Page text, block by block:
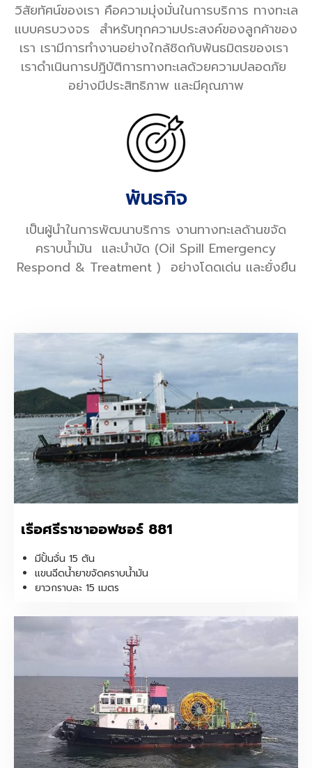
วิสัยทัศน์ของเรา คือความมุ่งมั่นในการบริการ ทางทะเล
แบบครบวงจร สำหรับทุกความประสงค์ของลูกค้าของ
เรา เรามีการทำงานอย่างใกล้ชิดกับพันธมิตรของเรา
เราดำเนินการปฎิบัติการทางทะเลด้วยความปลอดภัย
อย่างมีประสิทธิภาพ และมีคุณภาพ
พันธกิจ
เป็นผู้นำในการพัฒนาบริการ งานทางทะเลด้านขจัด
คราบน้ำมัน และบำบัด (Oil Spill Emergency
Respond & Treatment ) อย่างโดดเด่น และยั่งยืน
เรือศรีราชาออฟชอร์ 881
มีปั้นจั่น 15 ตัน
แขนฉีดน้ำยาขจัดคราบน้ำมัน
ยาวกราบละ 15 เมตร